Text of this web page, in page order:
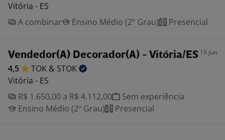
Vitória - ES
A combinar
Ensino Médio (2º Grau) Presencial
Vendedor(A) Decorador(A) - Vitória/ES 19 jun
4,5 TOK & STOK
Vitória - ES
R$ 1.650,00 a R$ 4.112,00
Sem experiência
Ensino Médio (2º Grau)
Presencial